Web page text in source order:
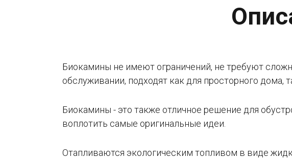
Биокамины не имеют ограничений, не требуют
обслуживании, подходят как для просторного дома,
Биокамины - это также отличное решение для
воплотить самые оригинальные идеи.
Отапливаются экологическим топливом в виде